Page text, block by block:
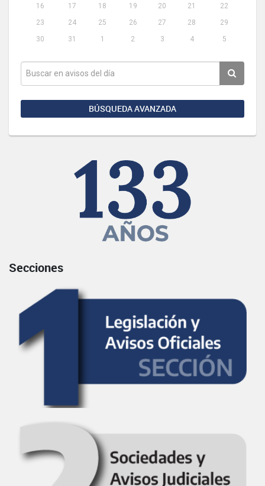
16
17 18 19 20 21
22
23
24 25 26 27 28
29
30
31 1 2 3 4 5
BÚSQUEDA AVANZADA
Secciones